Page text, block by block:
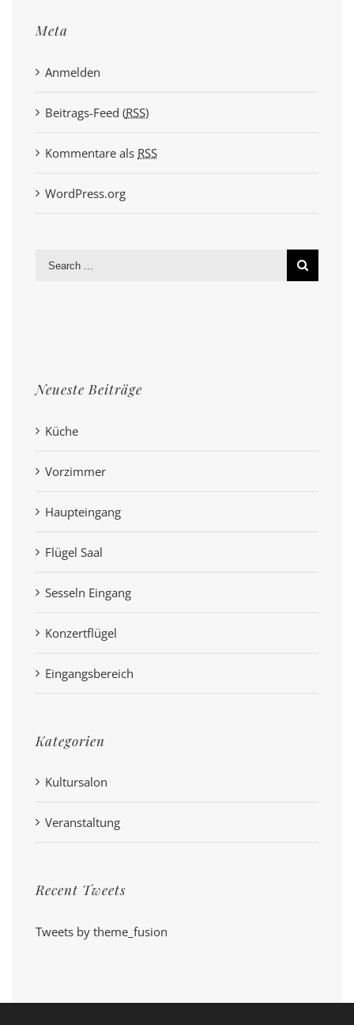
Meta
Anmelden
Beitrags-Feed (RSS)
Kommentare als RSS
WordPress.org
Search
Neueste Beiträge
Küche
Vorzimmer
Haupteingang
Flügel Saal
Sesseln Eingang
Konzertflügel
Eingangsbereich
Kategorien
Kultursalon
Veranstaltung
Recent Tweets
Tweets by theme_fusion